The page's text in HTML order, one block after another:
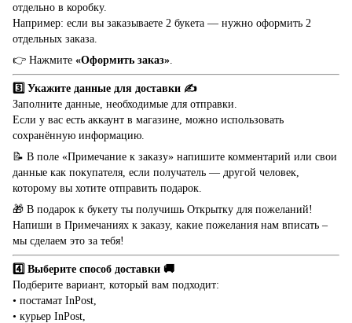
отдельно в коробку.
Например: если вы заказываете 2 букета — нужно оформить 2
отдельных заказа.
👉 Нажмите «Оформить заказ»
3️⃣ Укажите данные для доставки ✍️
Заполните данные, необходимые для отправки.
Если у вас есть аккаунт в магазине, можно использовать
сохранённую информацию.
📝 В поле «Примечание к заказу» напишите комментарий или свои
данные как покупателя, если получатель — другой человек,
которому вы хотите отправить подарок.
🎁 В подарок к букету ты получишь Открытку для пожеланий!
Напиши в Примечаниях к заказу, какие пожелания нам вписать –
мы сделаем это за тебя!
4️⃣ Выберите способ доставки 🚚
Подберите вариант, который вам подходит:
• постамат InPost,
• курьер InPost,